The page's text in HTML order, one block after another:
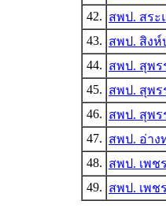
42. สพป. สระ
43. สพป. สิงห์
44. สพป. สุพร
45. สพป. สุพร
46. สพป. สุพร
47. สพป. อ่าง
48. สพป. เพช
49. สพป. เพช